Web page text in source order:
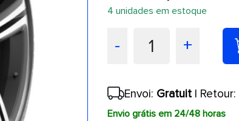
4 unidades em estoque
- 1 +
Envoi: Gratuit| Retour:
Envio grátis em 24/48 horas